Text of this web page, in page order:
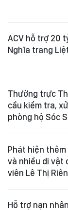
ACV hỗ trợ 20
Nghĩa trang
Thường trực
cầu kiểm tra,
phòng hộ Sóc
Phát hiện
và nhiều di vật
viên Lê Thị
Hỗ trợ nạn